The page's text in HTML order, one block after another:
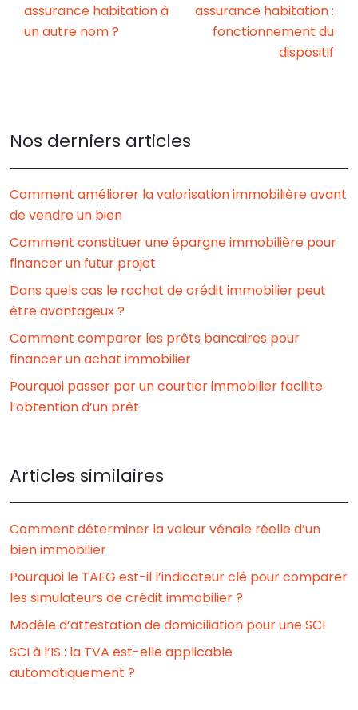
assurance habitation à
un autre nom ?
assurance habitation :
fonctionnement du
dispositif
Nos derniers articles
Comment améliorer la valorisation immobilière avant
de vendre un bien
Comment constituer une épargne immobilière pour
financer un futur projet
Dans quels cas le rachat de crédit immobilier peut
être avantageux ?
Comment comparer les prêts bancaires pour
financer un achat immobilier
Pourquoi passer par un courtier immobilier facilite
l’obtention d’un prêt
Articles similaires
Comment déterminer la valeur vénale réelle d’un
bien immobilier
Pourquoi le TAEG est-il l’indicateur clé pour comparer
les simulateurs de crédit immobilier ?
Modèle d’attestation de domiciliation pour une SCI
SCI à l’IS : la TVA est-elle applicable
automatiquement ?